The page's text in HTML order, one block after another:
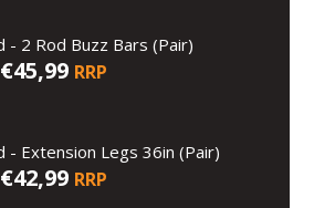
2 Rod Buzz Bars (Pair)
€45,99 RRP
Extension Legs 36in (Pair)
€42,99 RRP